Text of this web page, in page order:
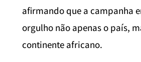
afirmando que a campanha
orgulho não apenas o país,
continente africano.